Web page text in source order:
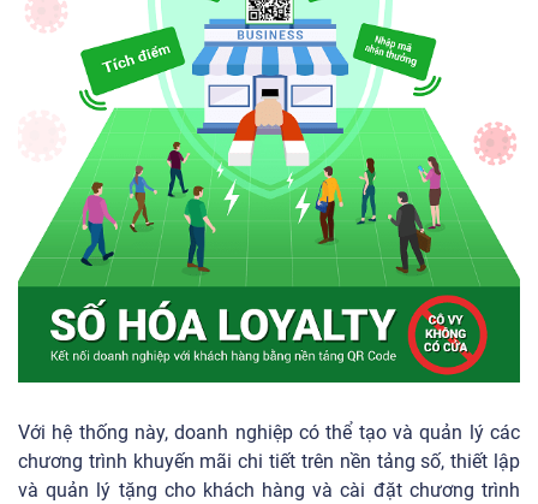
Với hệ thống này, doanh nghiệp có thể tạo và quản lý các
chương trình khuyến mãi chi tiết trên nền tảng số, thiết lập
và quản lý tặng cho khách hàng và cài đặt chương trình